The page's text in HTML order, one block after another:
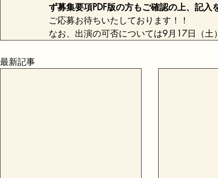
ず募集要項PDF版の方もご確認の上、記入
ご応募お待ちいたしております！！
なお、出演の可否については9月17日（
最新記事